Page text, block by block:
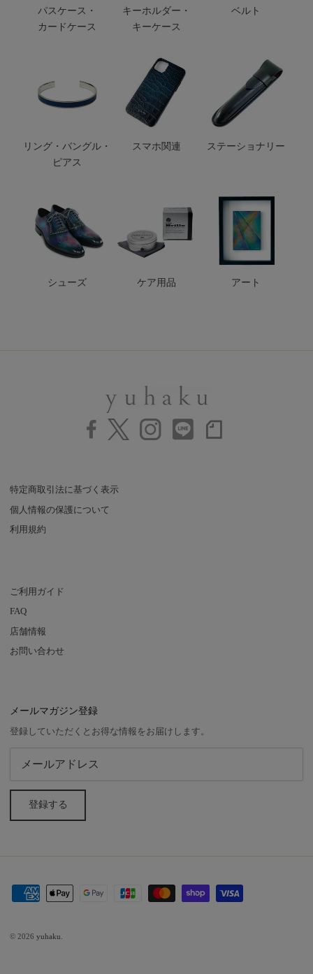
パスケース・
カードケース
キーホルダー・
キーケース
ベルト
リング・バングル・
ピアス
スマホ関連 ステーショナリー
シューズ ケア用品 アート
特定商取引法に基づく表示
個人情報の保護について
利用規約
ご利用ガイド
FAQ
店舗情報
お問い合わせ
メールマガジン登録
登録していただくとお得な情報をお届けします。
登録する
© 2026yuhaku